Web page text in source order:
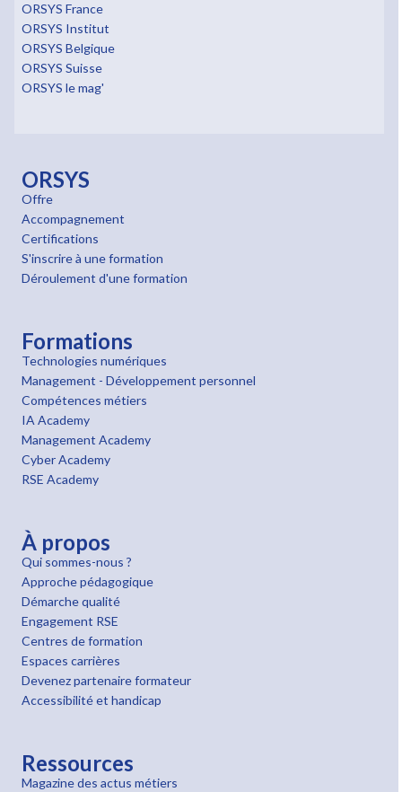
ORSYS France
ORSYS Institut
ORSYS Belgique
ORSYS Suisse
ORSYS le mag'
ORSYS
Offre
Accompagnement
Certifications
S'inscrire à une formation
Déroulement d'une formation
Formations
Technologies numériques
Management - Développement personnel
Compétences métiers
IA Academy
Management Academy
Cyber Academy
RSE Academy
À propos
Qui sommes-nous ?
Approche pédagogique
Démarche qualité
Engagement RSE
Centres de formation
Espaces carrières
Devenez partenaire formateur
Accessibilité et handicap
Ressources
Magazine des actus métiers